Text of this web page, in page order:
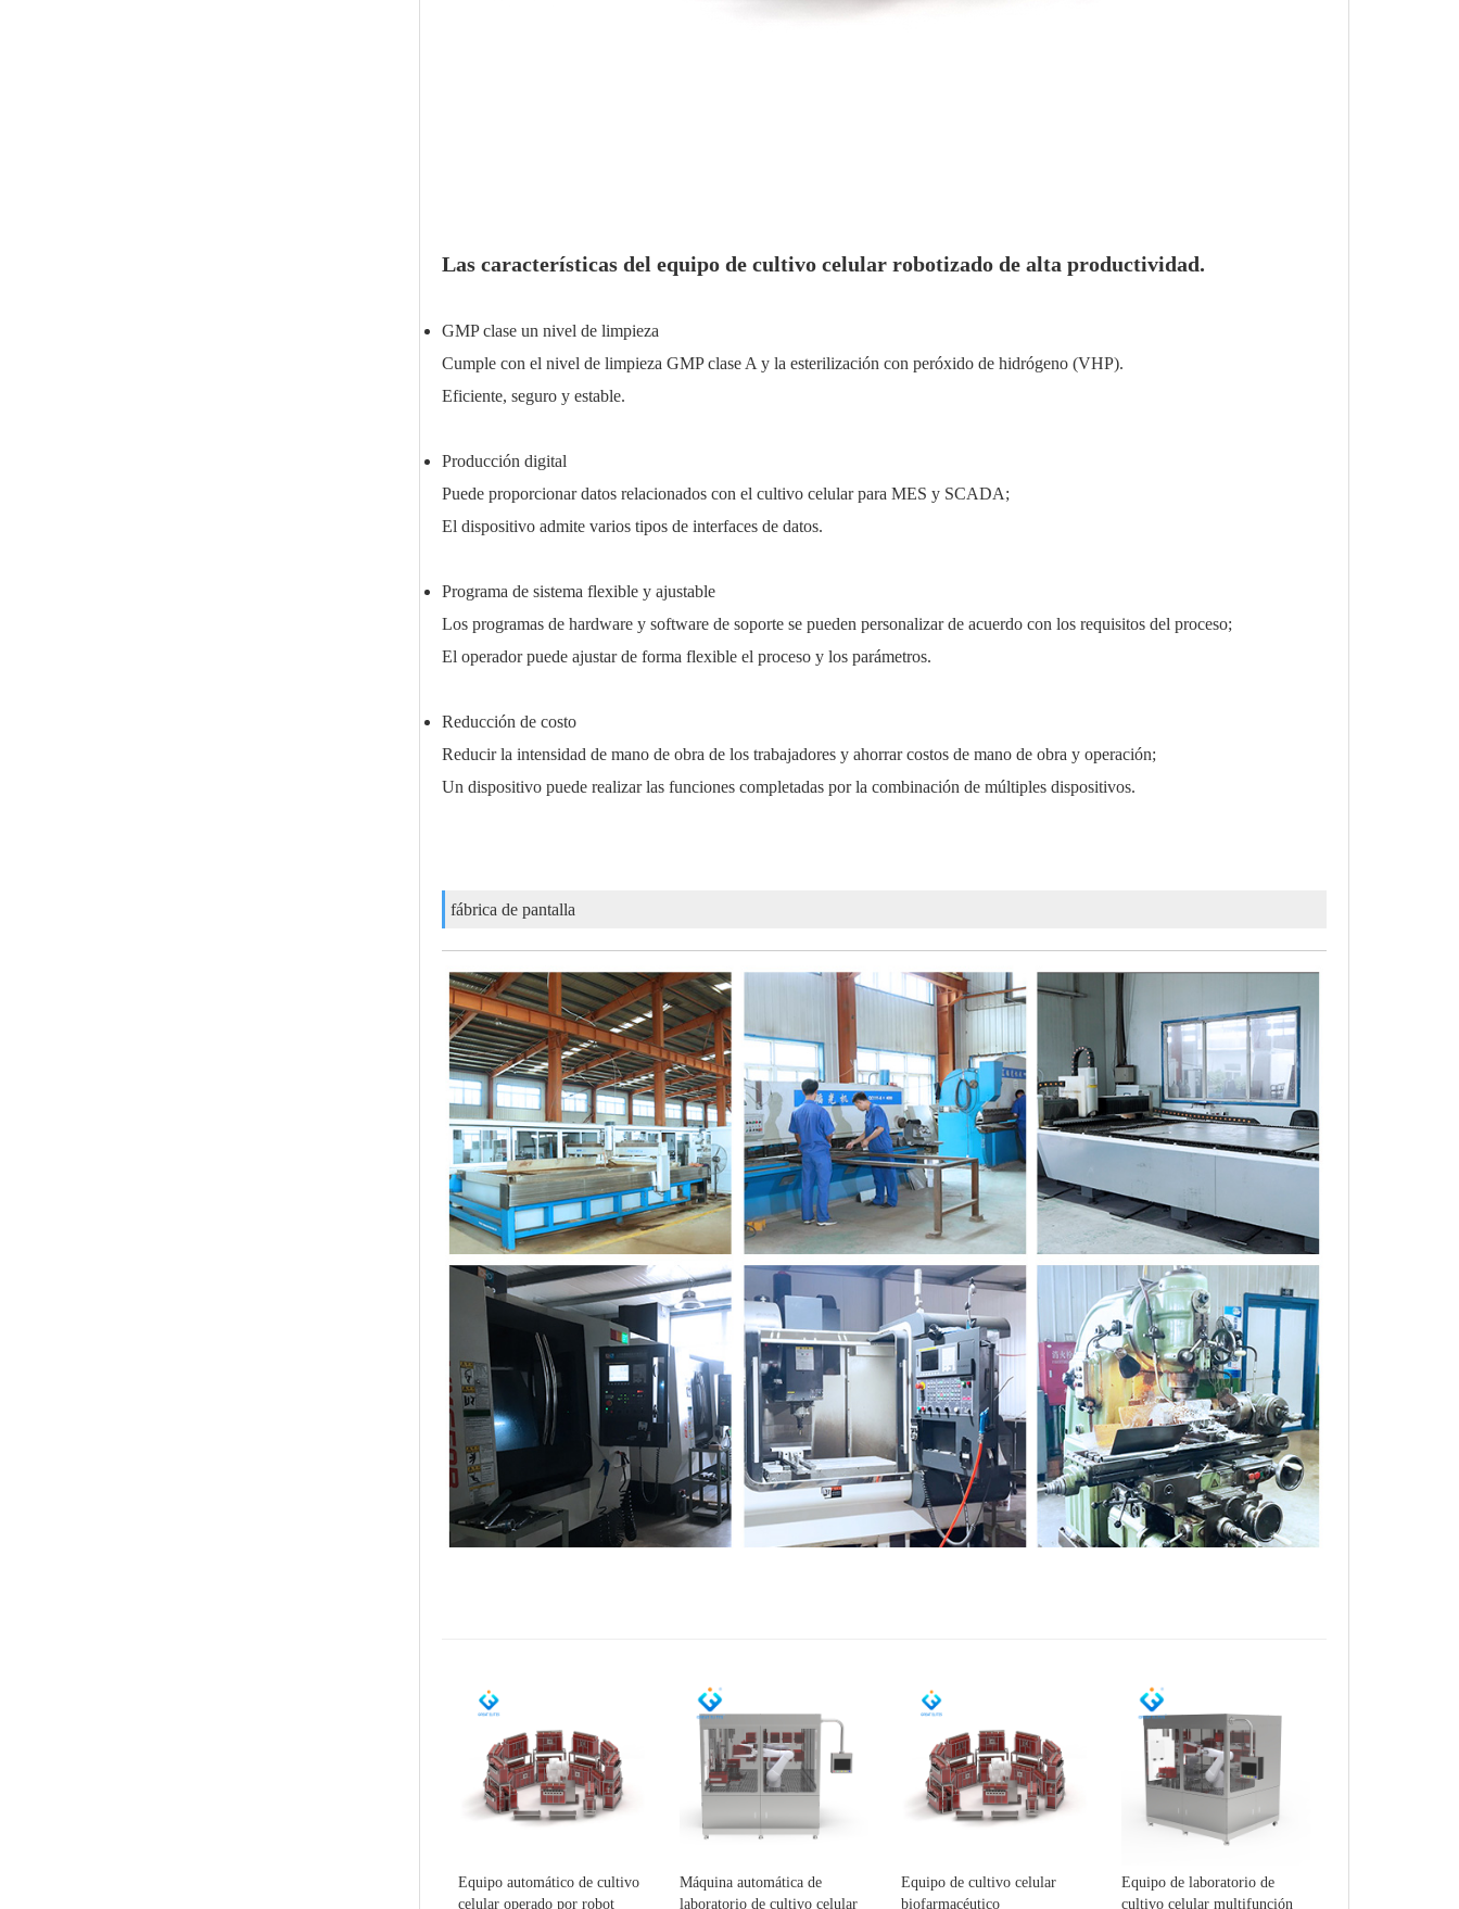
Las características del equipo de cultivo celular robotizado de alta productividad.
GMP clase un nivel de limpieza
Cumple con el nivel de limpieza GMP clase A y la esterilización con peróxido de hidrógeno (VHP).
Eficiente, seguro y estable.
Producción digital
Puede proporcionar datos relacionados con el cultivo celular para MES y SCADA;
El dispositivo admite varios tipos de interfaces de datos.
Programa de sistema flexible y ajustable
Los programas de hardware y software de soporte se pueden personalizar de acuerdo con los requisitos del proceso;
El operador puede ajustar de forma flexible el proceso y los parámetros.
Reducción de costo
Reducir la intensidad de mano de obra de los trabajadores y ahorrar costos de mano de obra y operación;
Un dispositivo puede realizar las funciones completadas por la combinación de múltiples dispositivos.
fábrica de pantalla
Equipo automático de cultivo
celular operado por robot
Máquina automática de
laboratorio de cultivo celular
Equipo de cultivo celular
biofarmacéutico
Equipo de laboratorio de
cultivo celular multifunción